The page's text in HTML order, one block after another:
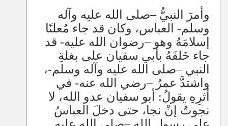
وأمرَ النبيُّ–صلى الله عليه وآله
وسلم- العباس، وكان قد جاء مُعلنًا
إسلامَهُ وهو–رضوان الله عليه- قد
جاء خَلفَهُ بأبي سفيان على بغلةِ
النبي–صلى الله عليه وآله وسلم-،
واشتدَّ عمرُ–رضي الله عنه- في
أثرِهِ يقولُ: أبو سفيان عدو الله، لا
نجوتُ إنْ نجا، حتى دخلَ العباسُ